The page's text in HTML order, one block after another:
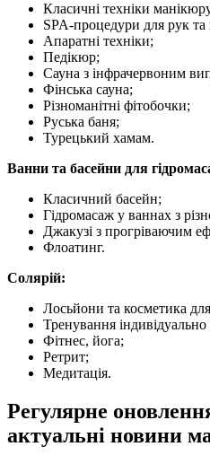
Класичні техніки
SPA-процедури для рук та
Апаратні техніки;
Педікюр;
Сауна з інфрачервоним
Фінська сауна;
Різноманітні фітобочки;
Руська баня;
Турецький хамам.
Ванни та басейни для
Класичний басейн;
Гідромасаж у ваннах з
Джакузі з прогріваючим
Флоатинг.
Солярій:
Лосьйони та косметика
Тренування індивідуально
Фітнес, йога;
Ретрит;
Медитація.
Регулярне
актуальні новини